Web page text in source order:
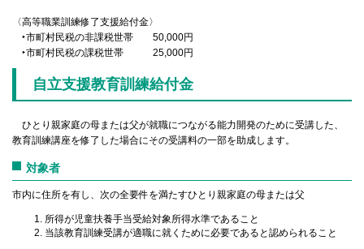
〈高等職業訓練修了支援給付金〉
‣市町村民税の非課税世帯 50,000円
‣市町村民税の課税世帯 25,000円
自立支援教育訓練給付金
ひとり親家庭の母または父が就職につながる能力開発のために受講した、
教育訓練講座を修了した場合にその受講料の一部を助成します。
対象者
市内に住所を有し、次の全要件を満たすひとり親家庭の母または父
所得が児童扶養手当受給対象所得水準であること
当該教育訓練受講が適職に就くために必要であると認められること